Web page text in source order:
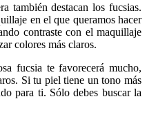
también destacan los fucsias.
en el que queramos hacer
contraste con el maquillaje
colores más claros.
fucsia te favorecerá mucho,
Si tu piel tiene un tono más
para ti. Sólo debes buscar la